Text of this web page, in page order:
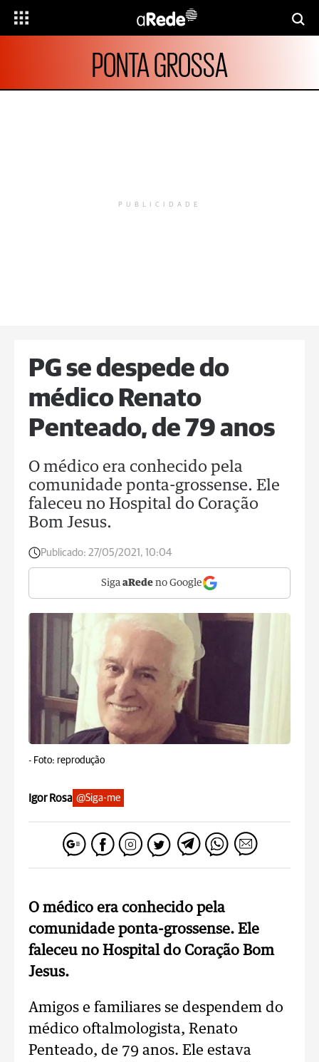
PONTA GROSSA
PUBLICIDADE
PG se despede do
médico Renato
Penteado, de 79 anos
O médico era conhecido pela
comunidade ponta-grossense. Ele
faleceu no Hospital do Coração
Bom Jesus.
Publicado: 27/05/2021, 10:04
Siga aRede no Google
- Foto: reprodução
Igor Rosa @Siga-me
O médico era conhecido pela
comunidade ponta-grossense. Ele
faleceu no Hospital do Coração Bom
Jesus.
Amigos e familiares se despendem do
médico oftalmologista, Renato
Penteado, de 79 anos. Ele estava